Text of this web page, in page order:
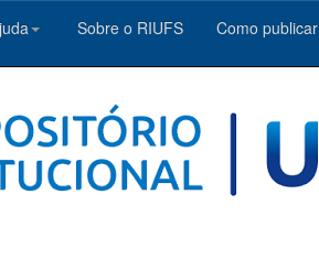
Sobre o RIUFS Como publicar